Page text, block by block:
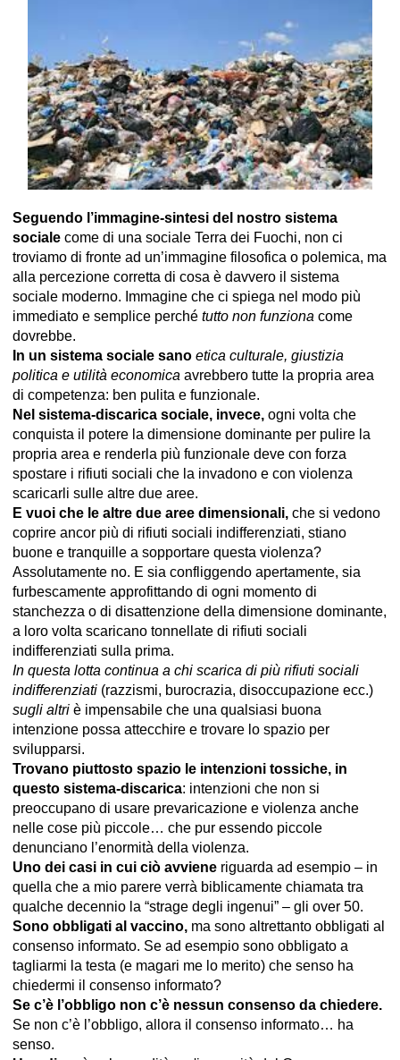
Seguendo l’immagine-sintesi del nostro sistema
sociale come di una sociale Terra dei Fuochi, non ci
troviamo di fronte ad un’immagine filosofica o polemica, ma
alla percezione corretta di cosa è davvero il sistema
sociale moderno. Immagine che ci spiega nel modo più
immediato e semplice perché tutto non funziona come
dovrebbe.
In un sistema sociale sano etica culturale, giustizia
politica e utilità economica avrebbero tutte la propria area
di competenza: ben pulita e funzionale.
Nel sistema-discarica sociale, invece, ogni volta che
conquista il potere la dimensione dominante per pulire la
propria area e renderla più funzionale deve con forza
spostare i rifiuti sociali che la invadono e con violenza
scaricarli sulle altre due aree.
E vuoi che le altre due aree dimensionali, che si vedono
coprire ancor più di rifiuti sociali indifferenziati, stiano
buone e tranquille a sopportare questa violenza?
Assolutamente no. E sia confliggendo apertamente, sia
furbescamente approfittando di ogni momento di
stanchezza o di disattenzione della dimensione dominante,
a loro volta scaricano tonnellate di rifiuti sociali
indifferenziati sulla prima.
In questa lotta continua a chi scarica di più rifiuti sociali
indifferenziati (razzismi, burocrazia, disoccupazione ecc.)
sugli altri è impensabile che una qualsiasi buona
intenzione possa attecchire e trovare lo spazio per
svilupparsi.
Trovano piuttosto spazio le intenzioni tossiche, in
questo sistema-discarica: intenzioni che non si
preoccupano di usare prevaricazione e violenza anche
nelle cose più piccole… che pur essendo piccole
denunciano l’enormità della violenza.
Uno dei casi in cui ciò avviene riguarda ad esempio – in
quella che a mio parere verrà biblicamente chiamata tra
qualche decennio la “strage degli ingenui” – gli over 50.
Sono obbligati al vaccino, ma sono altrettanto obbligati al
consenso informato. Se ad esempio sono obbligato a
tagliarmi la testa (e magari me lo merito) che senso ha
chiedermi il consenso informato?
Se c’è l’obbligo non c’è nessun consenso da chiedere.
Se non c’è l’obbligo, allora il consenso informato… ha
senso.